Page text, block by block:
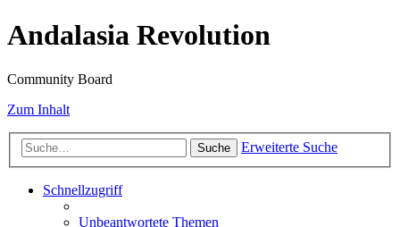
Andalasia Revolution
Community Board
Zum Inhalt
Suche Erweiterte Suche
Schnellzugriff
Unbeantwortete Themen